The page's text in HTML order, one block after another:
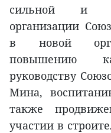
сильной и
организации
в новой
повышению
руководству
Мина,
также
участии в